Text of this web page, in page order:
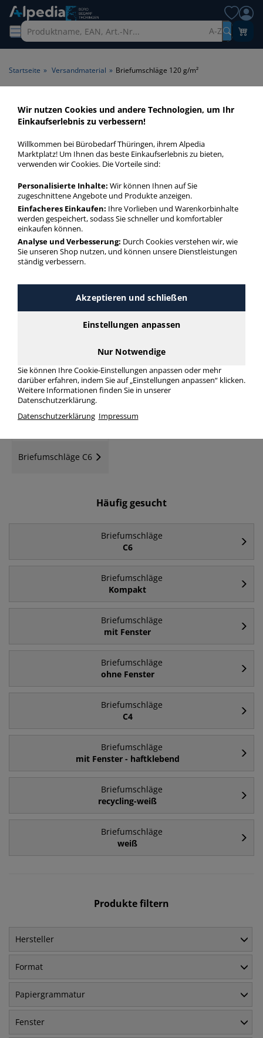
A-Z
Startseite » Versandmaterial » Briefumschläge 120 g/m²
Briefumschläge 120 g/m² >
Papiergrammatur 120 g/m²
Briefumschläge 120 gm² in bester Qualität zum günstigen
Preis. Finden Sie schnell Briefumschläge 120 gm² mit unserer
Briefumschläge 120 g/m²
mehr Infos zur Kategorie
Kompakt
Briefumschläge C6
Häufig gesucht
Briefumschläge
C6
Briefumschläge
Kompakt
Briefumschläge
mit Fenster
Briefumschläge
ohne Fenster
Briefumschläge
C4
Briefumschläge
mit Fenster - haftklebend
Briefumschläge
recycling-weiß
Briefumschläge
weiß
Produkte filtern
Hersteller
Format
Papiergrammatur
Fenster
Wir nutzen Cookies und andere Technologien, um Ihr
Einkaufserlebnis zu verbessern!
Willkommen bei Bürobedarf Thüringen, ihrem Alpedia
Marktplatz! Um Ihnen das beste Einkaufserlebnis zu bieten,
verwenden wir Cookies. Die Vorteile sind:
Personalisierte Inhalte: Wir können Ihnen auf Sie
zugeschnittene Angebote und Produkte anzeigen.
Einfacheres Einkaufen: Ihre Vorlieben und Warenkorbinhalte
werden gespeichert, sodass Sie schneller und komfortabler
einkaufen können.
Analyse und Verbesserung: Durch Cookies verstehen wir, wie
Sie unseren Shop nutzen, und können unsere Dienstleistungen
ständig verbessern.
Akzeptieren und schließen
Einstellungen anpassen
Nur Notwendige
Sie können Ihre Cookie-Einstellungen anpassen oder mehr
darüber erfahren, indem Sie auf „Einstellungen anpassen“ klicken.
Weitere Informationen finden Sie in unserer
Datenschutzerklärung.
Datenschutzerklärung Impressum